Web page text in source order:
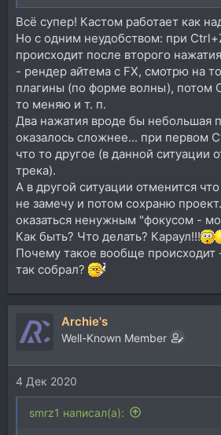
Archie_Var; Apply track-
Xenakios/SWS: Unbypass FX
SWS: Restore saved track
Всё супер! Кастом работает как
Но с одним неудобством: при
происходит после второго
- рендер айтема с FX, смотрю на
плагины (по форме волны), потом
то меняю и т. п.
Два нажатия вроде бы небольшая
оказалось сложнее... при первом
что то другое (в данной ситуации
трека).
А в другой ситуации отменится
не замечу и потом сохраню
оказаться ненужным "фокусом -
Как быть? Что делать? Караул!!!
Почему такое вообще происходит
так собрал?
Archie's
Well-Known Member
4 Дек 2020
smrz1 написал(а):